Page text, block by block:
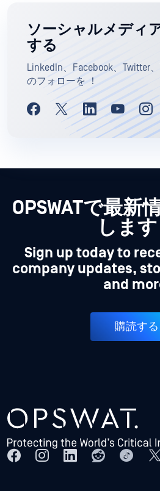
ソーシャルメディ
する
LinkedIn、Facebook、Twitter、
のフォローを ！
OPSWATで最新
します
Sign up today to
company updates,
and
購読する